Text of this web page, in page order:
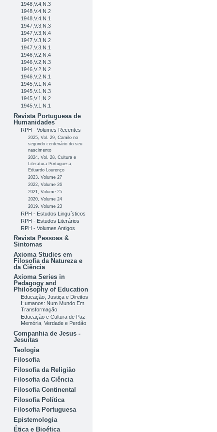
1948,V.4,N.3
1948,V.4,N.2
1948,V.4,N.1
1947,V.3,N.3
1947,V.3,N.4
1947,V.3,N.2
1947,V.3,N.1
1946,V.2,N.4
1946,V.2,N.3
1946,V.2,N.2
1946,V.2,N.1
1945,V.1,N.4
1945,V.1,N.3
1945,V.1,N.2
1945,V.1,N.1
Revista Portuguesa de
Humanidades
RPH - Volumes Recentes
2025, Vol. 29, Camilo no
segundo centenário do seu
nascimento
2024, Vol. 28, Cultura e
Literatura Portuguesa,
Eduardo Lourenço
2023, Volume 27
2022, Volume 26
2021, Volume 25
2020, Volume 24
2019, Volume 23
RPH - Estudos Linguísticos
RPH - Estudos Literários
RPH - Volumes Antigos
Revista Pessoas &
Sintomas
Axioma Studies em
Filosofia da Natureza e
da Ciência
Axioma Series in
Pedagogy and
Philosophy of Education
Educação, Justiça e Direitos
Humanos: Num Mundo Em
Transformação
Educação e Cultura de Paz:
Memória, Verdade e Perdão
Companhia de Jesus -
Jesuítas
Teologia
Filosofia
Filosofia da Religião
Filosofia da Ciência
Filosofia Continental
Filosofia Política
Filosofia Portuguesa
Epistemologia
Ética e Bioética